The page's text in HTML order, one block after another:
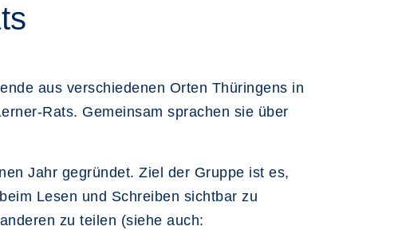
aus verschiedenen Orten Thüringens in
Rats. Gemeinsam sprachen sie über
Jahr gegründet. Ziel der Gruppe ist es,
Lesen und Schreiben sichtbar zu
zu teilen (siehe auch: